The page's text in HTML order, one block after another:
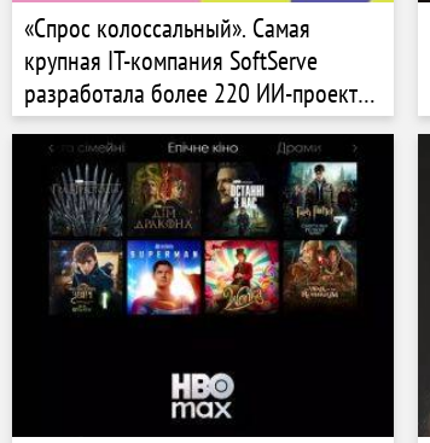
«Спрос колоссальный». Самая
крупная IT-компания SoftServe
разработала более 220 ИИ-проектов
за два года. Почему она двигается в
сторону собственных продуктов